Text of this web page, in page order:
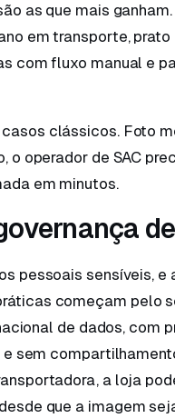
as que mais
em transporte, prato
com fluxo manual e
clássicos. Foto
o operador de SAC
em minutos.
pessoais sensíveis, e
começam pelo
de dados, com
sem
a loja
que a imagem